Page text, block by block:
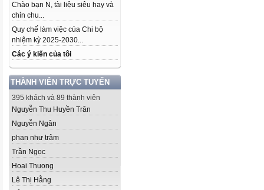
Chào bạn N, tài liệu siêu hay và
chỉn chu...
Quy chế làm việc của Chi bộ
nhiệm kỳ 2025-2030...
Các ý kiến của tôi
THÀNH VIÊN TRỰC TUYẾN
395 khách và 89 thành viên
Nguyễn Thu Huyền Trân
Nguyễn Ngân
phan như trâm
Trần Ngọc
Hoai Thuong
Lê Thị Hằng